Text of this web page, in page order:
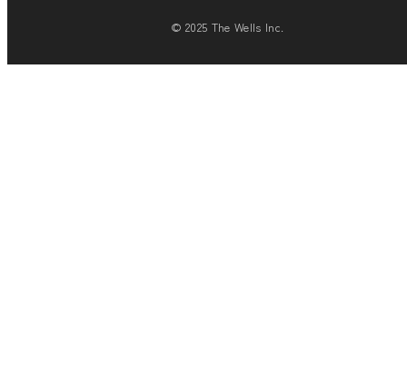
© 2025 The Wells Inc.